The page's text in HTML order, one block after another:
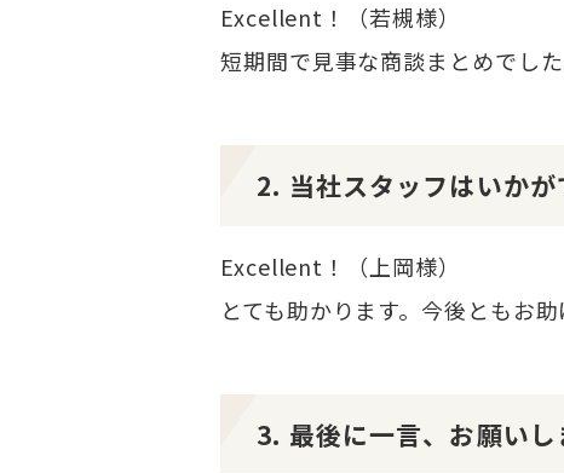
Excellent！（若槻様）
短期間で見事な商談まとめでした
2. 当社スタッフはいかが
Excellent！（上岡様）
とても助かります。今後ともお助
3. 最後に一言、お願いし